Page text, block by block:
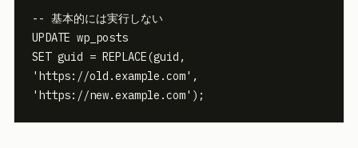
-- 基本的には実行しない
UPDATE wp_posts
SET guid = REPLACE(guid,
'https://old.example.com',
'https://new.example.com');